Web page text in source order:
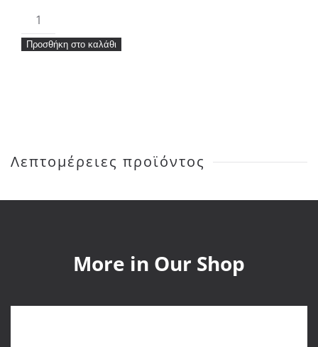
Βάζο
Γυάλινο
Διάφανο
ποσότητα
Προσθήκη στο καλάθι
Λεπτομέρειες προϊόντος
More in Our Shop